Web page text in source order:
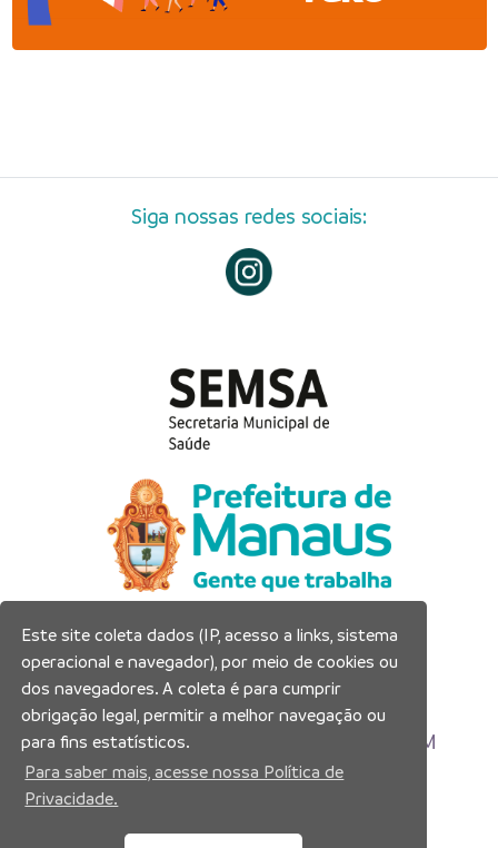
Siga nossas redes sociais:
Prefeitura Municipal de Manaus
Município de Manaus
CNPJ:04.365.326.0001-73
Av. Brasil, 2971 – Compensa, Manaus-AM
CEP: 69036-110
Este site coleta dados (IP, acesso a links, sistema
operacional e navegador), por meio de cookies ou
dos navegadores. A coleta é para cumprir
obrigação legal, permitir a melhor navegação ou
para fins estatísticos.
Para saber mais, acesse nossa Política de
Privacidade.